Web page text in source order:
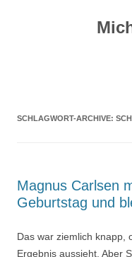
SCHLAGWORT-ARCHIVE:
Magnus Carlsen
Geburtstag und
Das war ziemlich knapp,
Ergebnis aussieht. Aber